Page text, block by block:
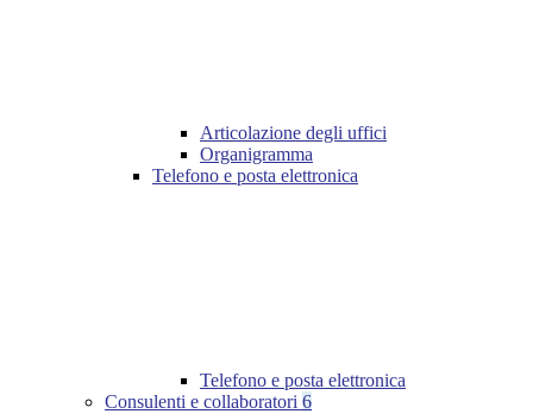
Articolazione degli uffici
Organigramma
Telefono e posta elettronica
Telefono e posta elettronica
Consulenti e collaboratori 6